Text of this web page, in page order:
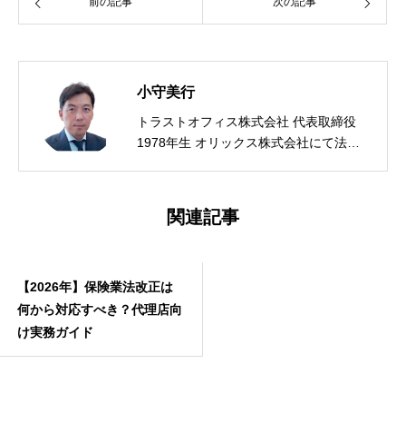
小守美行
トラストオフィス株式会社 代表取締役
1978年生 オリックス株式会社にて法人
フィスを設立。ライフプランソフトおよ
び保険代理店向けCRM「YouWill-CRM」
任者として募集業務・顧客管理・業法対
応の実務を自ら経験。その現場感覚をプ
関連記事
【2026年】保険業法改正は
何から対応すべき？代理店向
け実務ガイド